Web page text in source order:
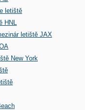
letiště
HNL
letiště JAX
New York